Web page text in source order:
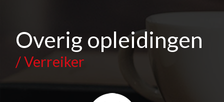
Overig opleidingen
/ Verreiker